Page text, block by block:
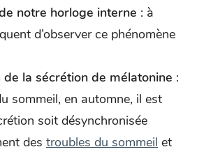
notre horloge interne : à
d’observer ce phénomène
la sécrétion de mélatonine :
sommeil, en automne, il est
soit désynchronisée
des troubles du sommeil et